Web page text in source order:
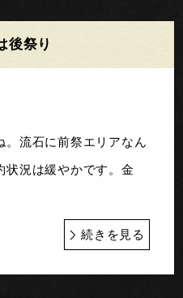
後祭り
。流石に前祭エリアなん
状況は緩やかです。金
続きを見る